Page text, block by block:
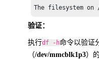
The filesystem on
验证：
执行df -h命令以验证
（/dev/mmcblk1p3）